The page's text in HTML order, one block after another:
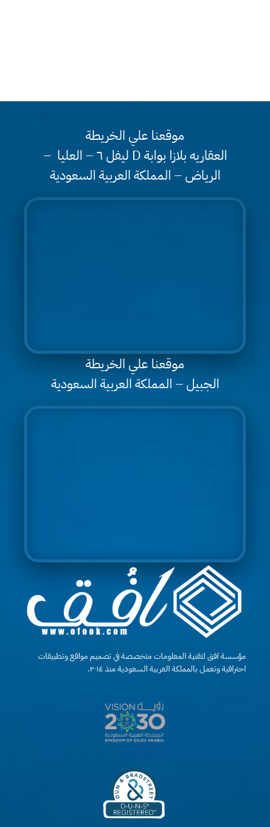
موقعنا علي الخريطة
العقاريه بلازا بوابة D ليفل ٦ – العليا –
الرياض – المملكة العربية السعودية
موقعنا علي الخريطة
الجبيل – المملكة العربية السعودية
مؤسسة افق لتقنية المعلومات متخصصة في تصميم مواقع وتطبيقات
احترافية وتعمل بالمملكة العربية السعودية منذ ٢٠١٤.